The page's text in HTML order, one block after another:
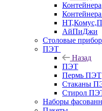
Контейнера
АйПиДжи
Столовые
ПЭТ
Назад
ПЭТ
Пермь ПЭТ
Стаканы
Стирол
Наборы